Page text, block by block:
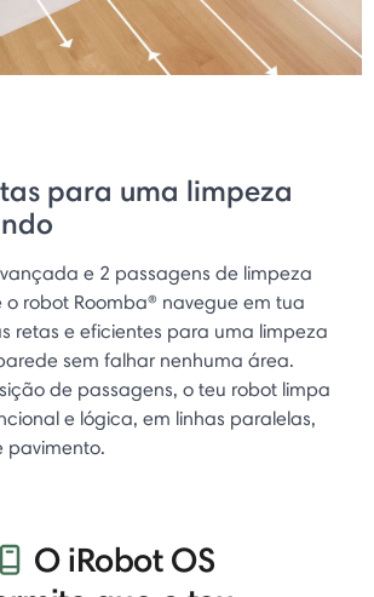
para uma limpeza
e 2 passagens de limpeza
o robot Roomba® navegue em tua
retas e eficientes para uma limpeza
sem falhar nenhuma área.
de passagens, o teu robot limpa
e lógica, em linhas paralelas,
pavimento.
O iRobot OS